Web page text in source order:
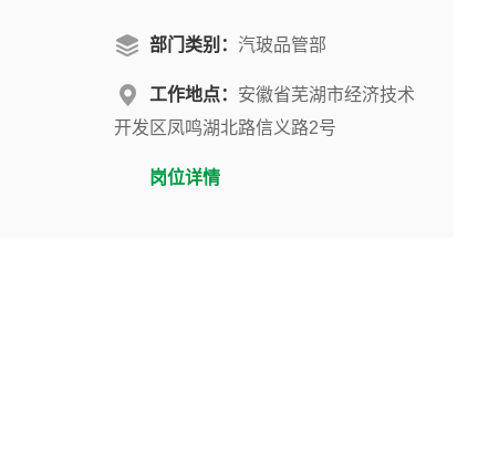
部门类别： 汽玻品管部
工作地点： 安徽省芜湖市经济技术
开发区凤鸣湖北路信义路2号
岗位详情